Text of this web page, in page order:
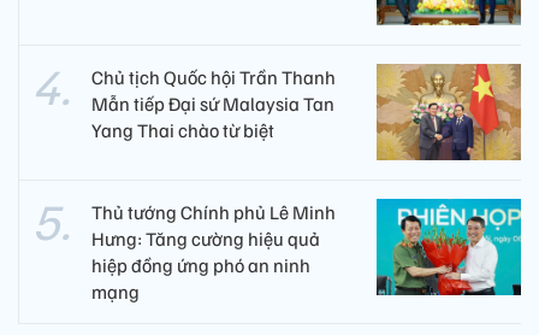
Chủ tịch Quốc hội Trần Thanh
Mẫn tiếp Đại sứ Malaysia Tan
Yang Thai chào từ biệt
Thủ tướng Chính phủ Lê Minh
Hưng: Tăng cường hiệu quả
hiệp đồng ứng phó an ninh
mạng